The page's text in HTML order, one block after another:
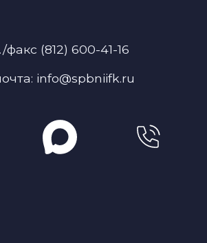
факс (812) 600-41-16
info@spbniifk.ru